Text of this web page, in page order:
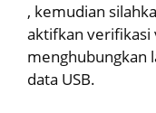
, kemudian
aktifkan verifikasi
menghubungkan
data USB.